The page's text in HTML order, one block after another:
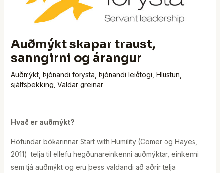
Auðmýkt skapar traust,
sanngirni og árangur
Auðmýkt, Þjónandi forysta Þjónandi leiðtogi Hlustun
sjálfsþekking Valdar greinar
Hvað er auðmýkt?
Höfundar bókarinnar Start with Humility (Comer og Hayes,
2011) telja til ellefu hegðunareinkenni auðmýktar, einkenni
sem tjá auðmýkt og eru þess valdandi að aðrir telja